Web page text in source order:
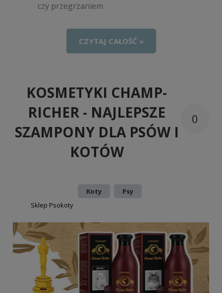
czy przegrzaniem
CZYTAJ CAŁOŚĆ »
KOSMETYKI CHAMP-
RICHER - NAJLEPSZE
SZAMPONY DLA PSÓW I
KOTÓW
0
Koty
Psy
Sklep Psokoty